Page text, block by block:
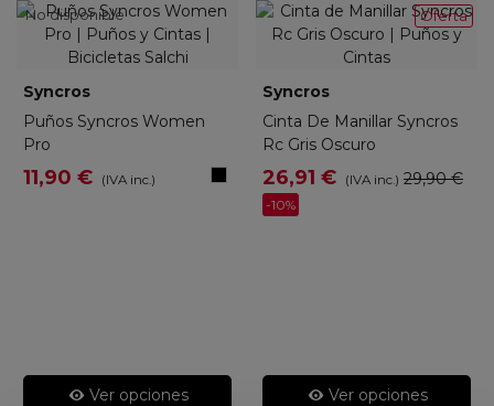
No disponible
Syncros
Puños Syncros Women
Pro
11,90 € (IVA inc.) Negro
Ver opciones
Oferta
Syncros
Cinta De Manillar Syncros
Rc Gris Oscuro
26,91 € (IVA inc.) 29,90 €
-10%
Ver opciones